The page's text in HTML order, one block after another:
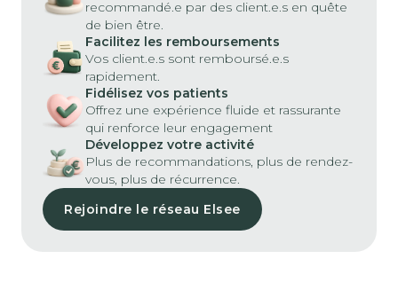
recommandé.e par des client.e.s en quête
de bien être.
Facilitez les remboursements
Vos client.e.s sont remboursé.e.s
rapidement.
Fidélisez vos patients
Offrez une expérience fluide et rassurante
qui renforce leur engagement
Développez votre activité
Plus de recommandations, plus de rendez-
vous, plus de récurrence.
Rejoindre le réseau Elsee